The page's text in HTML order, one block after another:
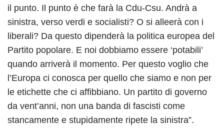
il punto. Il punto è che farà la Cdu-Csu. Andrà a
sinistra, verso verdi e socialisti? O si alleerà con i
liberali? Da questo dipenderà la politica europea del
Partito popolare. E noi dobbiamo essere ‘potabili’
quando arriverà il momento. Per questo voglio che
l’Europa ci conosca per quello che siamo e non per
le etichette che ci affibbiano. Un partito di governo
da vent’anni, non una banda di fascisti come
stancamente e stupidamente ripete la sinistra”.